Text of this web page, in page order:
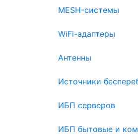
MESH-системы
WiFi-адаптеры
Антенны
Источники
ИБП серверов
ИБП бытовые и